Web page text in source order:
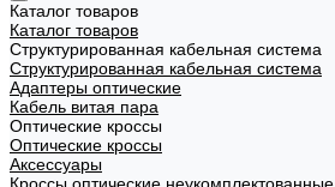
Каталог товаров
Каталог товаров
Структурированная кабельная система
Структурированная кабельная система
Адаптеры оптические
Кабель витая пара
Оптические кроссы
Оптические кроссы
Аксессуары